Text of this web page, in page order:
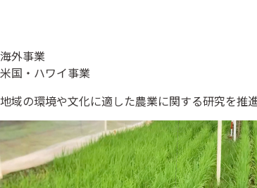
海外事業
米国・ハワイ事業
地域の環境や文化に適した農業に関する研究を推